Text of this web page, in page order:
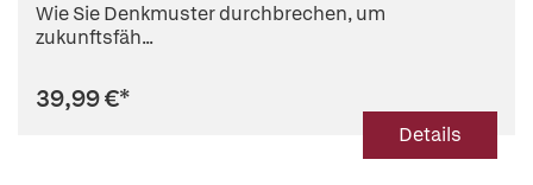
Wie Sie Denkmuster durchbrechen, um
zukunftsfäh...
39,99 €*
Details